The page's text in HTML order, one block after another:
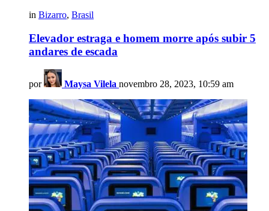
in Bizarro, Brasil
Elevador estraga e homem morre após subir 5
andares de escada
por Maysa Vilela novembro 28, 2023, 10:59 am